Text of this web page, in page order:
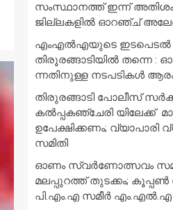
സംസ്ഥാനത്ത് ഇന്ന്
ജില്ലകളിൽ ഓറഞ്ച്
എംഎൽഎയുടെ ഇടപെടൽ
തിരൂരങ്ങാടിയിൽ തന്നെ :
ന്നതിനുള്ള നടപടികൾ
തിരുരങ്ങാടി പോലീസ്
കൽപ്പകഞ്ചേരി യിലേക്ക്
ഉപേക്ഷിക്കണം;
സമിതി
ഓണം സ്വർണോത്സവം
മലപ്പുറത്ത് തുടക്കം;
പി.എം.എ സമീർ എം.എൽ.എ